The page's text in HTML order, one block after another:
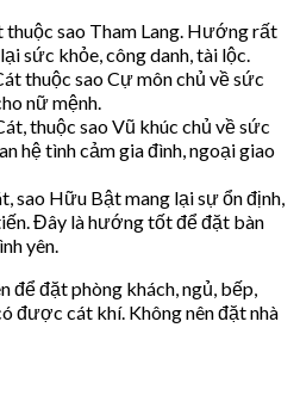
thuộc sao Tham Lang. Hướng rất
sức khỏe, công danh, tài lộc.
thuộc sao Cự môn chủ về sức
nữ mệnh.
thuộc sao Vũ khúc chủ về sức
hệ tình cảm gia đình, ngoại giao
sao Hữu Bật mang lại sự ổn định,
Đây là hướng tốt để đặt bàn
yên.
đặt phòng khách, ngủ, bếp,
được cát khí. Không nên đặt nhà